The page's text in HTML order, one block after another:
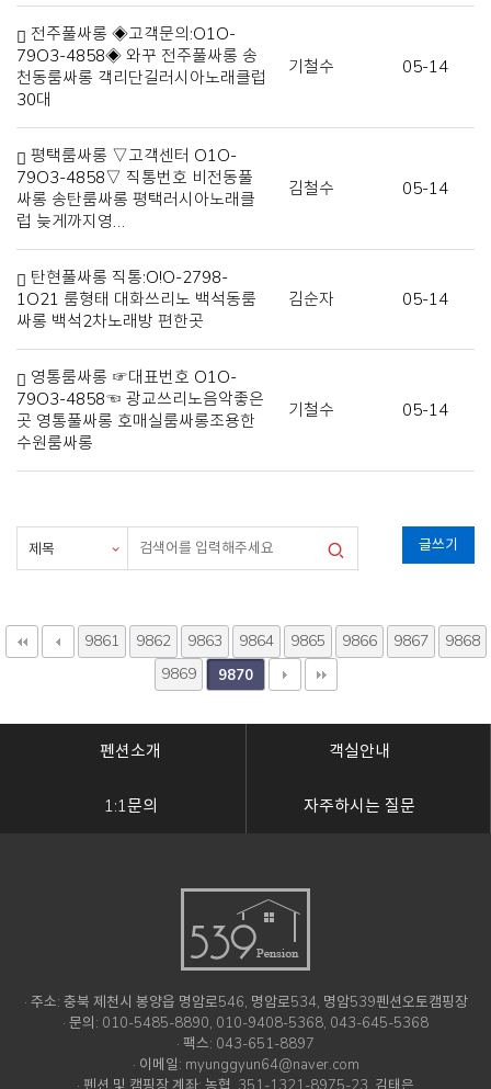
전주풀싸롱 ◈고객문의:O1O-
79O3-4858◈ 와꾸 전주풀싸롱 송
천동룸싸롱 객리단길러시아노래클럽
30대
기철수 05-14
평택룸싸롱 ▽고객센터 O1O-
79O3-4858▽ 직통번호 비전동풀
싸롱 송탄룸싸롱 평택러시아노래클
럽 늦게까지영…
김철수 05-14
탄현풀싸롱 직통:O!O-2798-
1O21 룸형태 대화쓰리노 백석동룸
싸롱 백석2차노래방 편한곳
김순자 05-14
영통룸싸롱 ☞대표번호 O1O-
79O3-4858☜ 광교쓰리노음악좋은
곳 영통풀싸롱 호매실룸싸롱조용한
수원룸싸롱
기철수 05-14
글쓰기
9861 9862 9863 9864 9865 9866 9867
9868
9869
9870
펜션소개 객실안내
1:1문의 자주하시는 질문
· 주소: 충북 제천시 봉양읍 명암로546, 명암로534, 명암539펜션오토캠핑장
· 문의: 010-5485-8890, 010-9408-5368, 043-645-5368
· 팩스: 043-651-8897
· 이메일: myunggyun64@naver.com